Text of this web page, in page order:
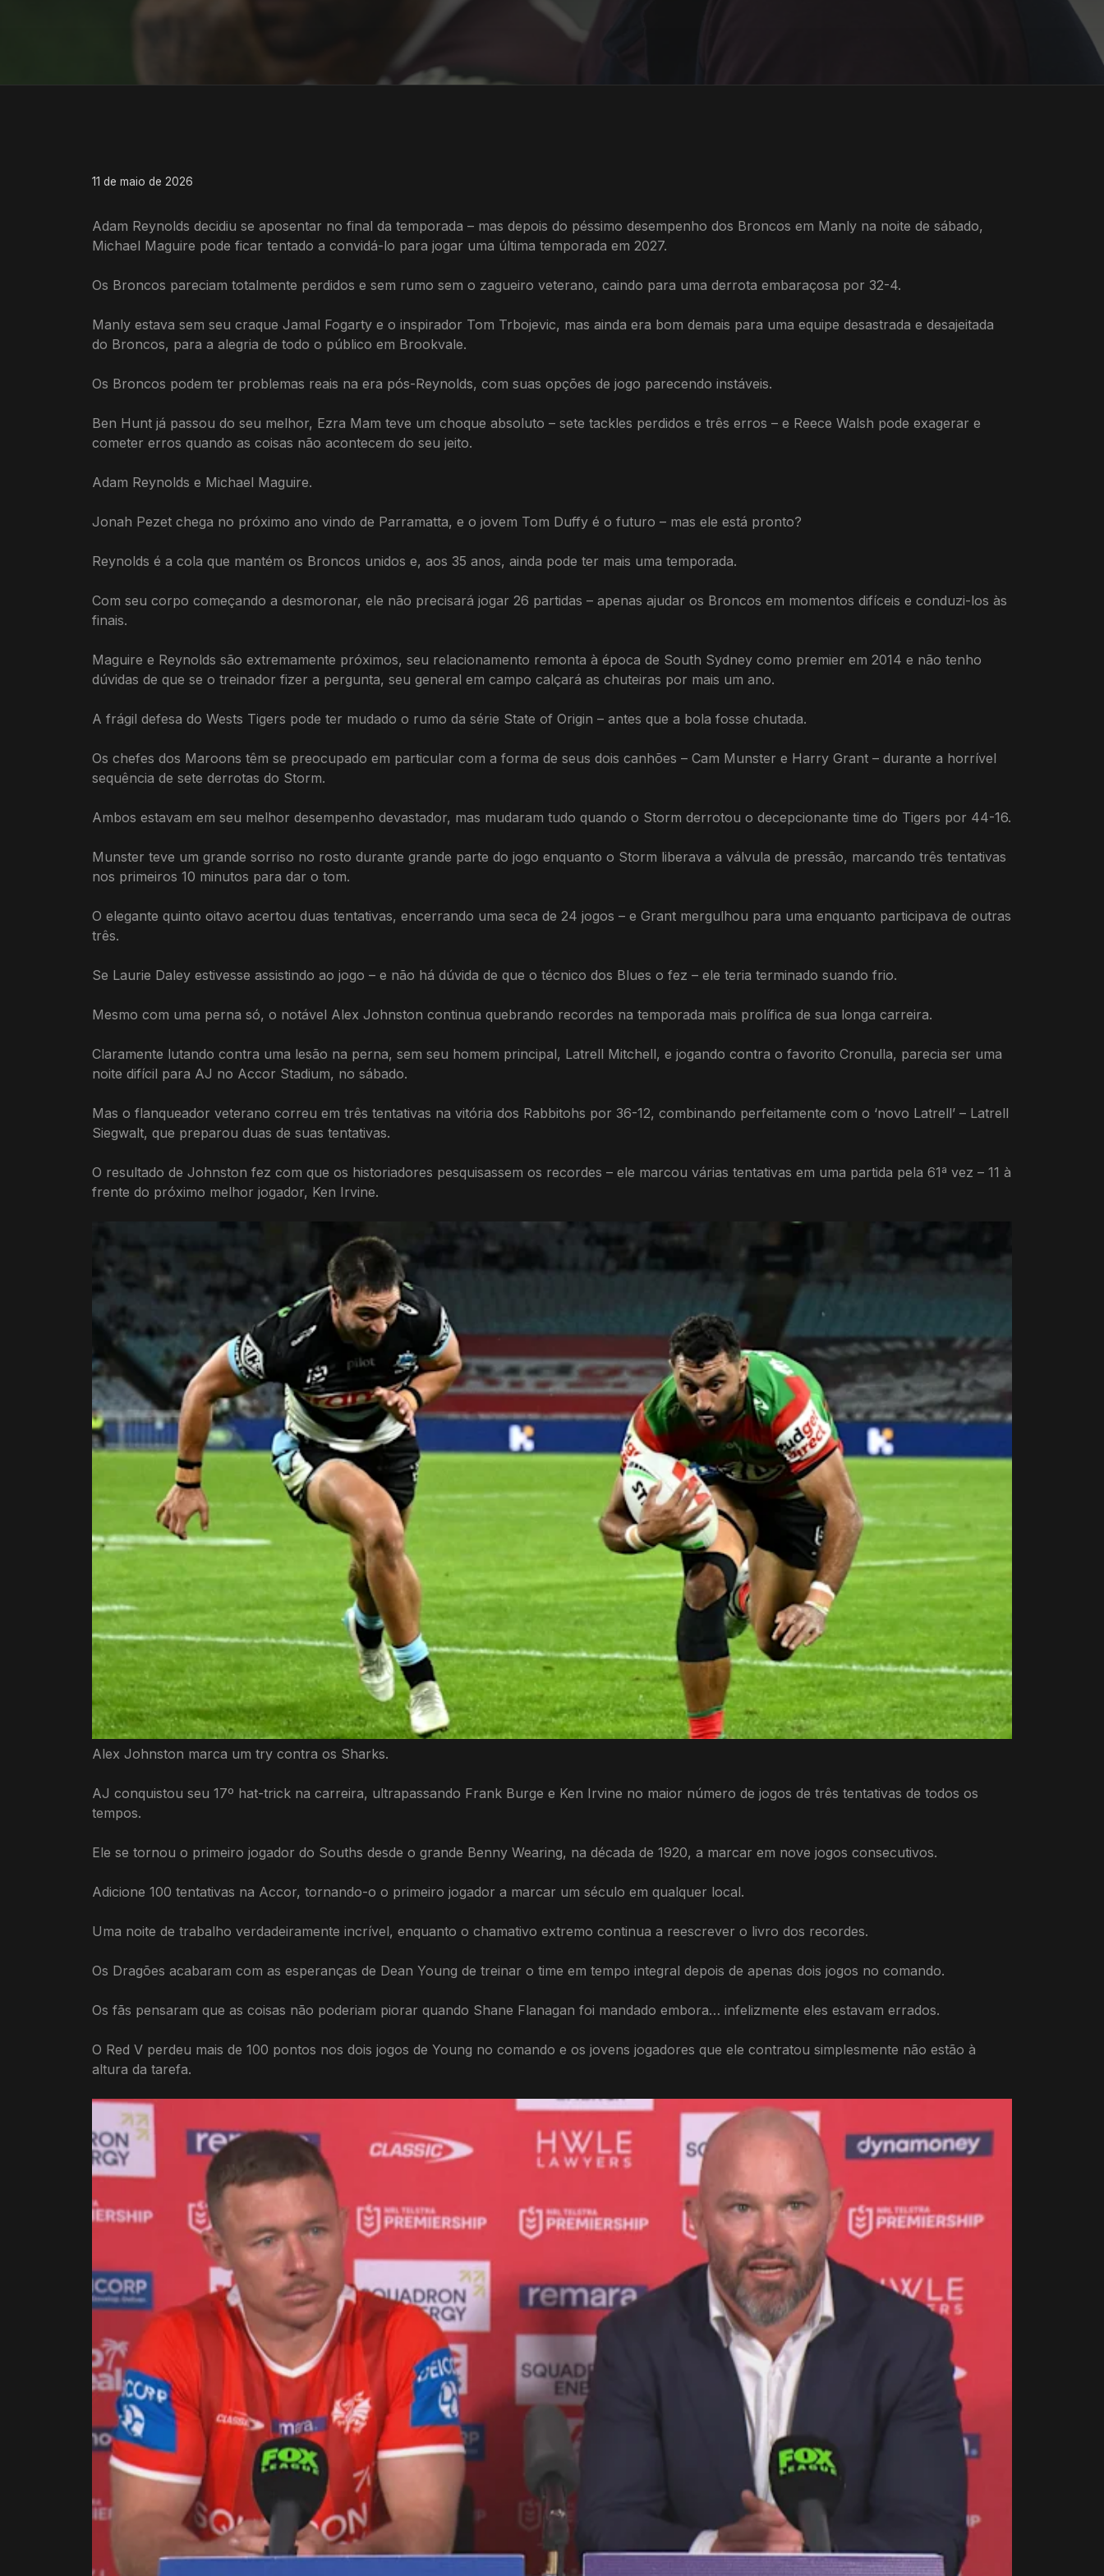
11 de maio de 2026
Adam Reynolds decidiu se aposentar no final da temporada – mas depois do péssimo desempenho dos Broncos em Manly na noite de sábado,
Michael Maguire pode ficar tentado a convidá-lo para jogar uma última temporada em 2027.
Os Broncos pareciam totalmente perdidos e sem rumo sem o zagueiro veterano, caindo para uma derrota embaraçosa por 32-4.
Manly estava sem seu craque Jamal Fogarty e o inspirador Tom Trbojevic, mas ainda era bom demais para uma equipe desastrada e desajeitada
do Broncos, para a alegria de todo o público em Brookvale.
Os Broncos podem ter problemas reais na era pós-Reynolds, com suas opções de jogo parecendo instáveis.
Ben Hunt já passou do seu melhor, Ezra Mam teve um choque absoluto – sete tackles perdidos e três erros – e Reece Walsh pode exagerar e
cometer erros quando as coisas não acontecem do seu jeito.
Adam Reynolds e Michael Maguire.
Jonah Pezet chega no próximo ano vindo de Parramatta, e o jovem Tom Duffy é o futuro – mas ele está pronto?
Reynolds é a cola que mantém os Broncos unidos e, aos 35 anos, ainda pode ter mais uma temporada.
Com seu corpo começando a desmoronar, ele não precisará jogar 26 partidas – apenas ajudar os Broncos em momentos difíceis e conduzi-los às
finais.
Maguire e Reynolds são extremamente próximos, seu relacionamento remonta à época de South Sydney como premier em 2014 e não tenho
dúvidas de que se o treinador fizer a pergunta, seu general em campo calçará as chuteiras por mais um ano.
A frágil defesa do Wests Tigers pode ter mudado o rumo da série State of Origin – antes que a bola fosse chutada.
Os chefes dos Maroons têm se preocupado em particular com a forma de seus dois canhões – Cam Munster e Harry Grant – durante a horrível
sequência de sete derrotas do Storm.
Ambos estavam em seu melhor desempenho devastador, mas mudaram tudo quando o Storm derrotou o decepcionante time do Tigers por 44-16.
Munster teve um grande sorriso no rosto durante grande parte do jogo enquanto o Storm liberava a válvula de pressão, marcando três tentativas
nos primeiros 10 minutos para dar o tom.
O elegante quinto oitavo acertou duas tentativas, encerrando uma seca de 24 jogos – e Grant mergulhou para uma enquanto participava de outras
três.
Se Laurie Daley estivesse assistindo ao jogo – e não há dúvida de que o técnico dos Blues o fez – ele teria terminado suando frio.
Mesmo com uma perna só, o notável Alex Johnston continua quebrando recordes na temporada mais prolífica de sua longa carreira.
Claramente lutando contra uma lesão na perna, sem seu homem principal, Latrell Mitchell, e jogando contra o favorito Cronulla, parecia ser uma
noite difícil para AJ no Accor Stadium, no sábado.
Mas o flanqueador veterano correu em três tentativas na vitória dos Rabbitohs por 36-12, combinando perfeitamente com o ‘novo Latrell’ – Latrell
Siegwalt, que preparou duas de suas tentativas.
O resultado de Johnston fez com que os historiadores pesquisassem os recordes – ele marcou várias tentativas em uma partida pela 61ª vez – 11 à
frente do próximo melhor jogador, Ken Irvine.
Alex Johnston marca um try contra os Sharks.
AJ conquistou seu 17º hat-trick na carreira, ultrapassando Frank Burge e Ken Irvine no maior número de jogos de três tentativas de todos os
tempos.
Ele se tornou o primeiro jogador do Souths desde o grande Benny Wearing, na década de 1920, a marcar em nove jogos consecutivos.
Adicione 100 tentativas na Accor, tornando-o o primeiro jogador a marcar um século em qualquer local.
Uma noite de trabalho verdadeiramente incrível, enquanto o chamativo extremo continua a reescrever o livro dos recordes.
Os Dragões acabaram com as esperanças de Dean Young de treinar o time em tempo integral depois de apenas dois jogos no comando.
Os fãs pensaram que as coisas não poderiam piorar quando Shane Flanagan foi mandado embora… infelizmente eles estavam errados.
O Red V perdeu mais de 100 pontos nos dois jogos de Young no comando e os jovens jogadores que ele contratou simplesmente não estão à
altura da tarefa.